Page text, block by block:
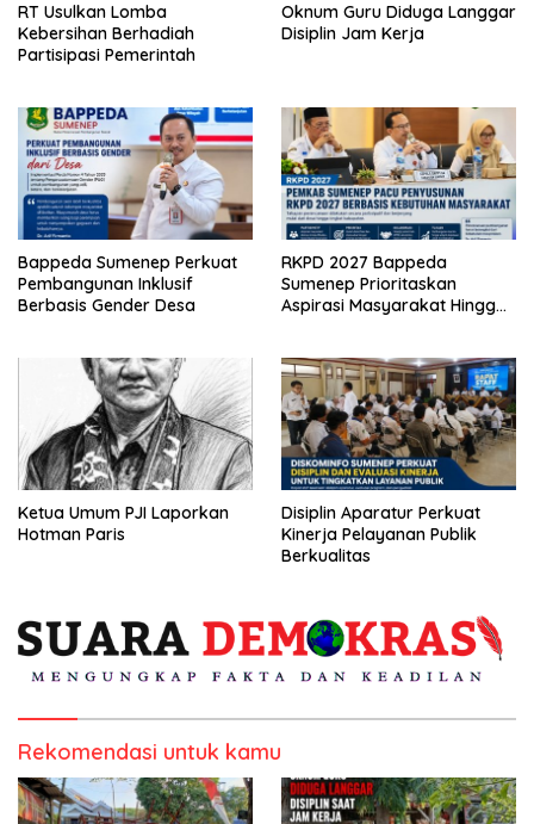
RT Usulkan Lomba
Kebersihan Berhadiah
Partisipasi Pemerintah
Oknum Guru Diduga Langgar
Disiplin Jam Kerja
Bappeda Sumenep Perkuat
Pembangunan Inklusif
Berbasis Gender Desa
RKPD 2027 Bappeda
Sumenep Prioritaskan
Aspirasi Masyarakat Hingga
Ketua Umum PJI Laporkan
Hotman Paris
Disiplin Aparatur Perkuat
Kinerja Pelayanan Publik
Berkualitas
Rekomendasi untuk kamu